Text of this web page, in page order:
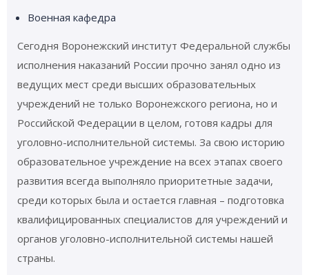
Военная кафедра
Сегодня Воронежский институт Федеральной службы
исполнения наказаний России прочно занял одно из
ведущих мест среди высших образовательных
учреждений не только Воронежского региона, но и
Российской Федерации в целом, готовя кадры для
уголовно-исполнительной системы. За свою историю
образовательное учреждение на всех этапах своего
развития всегда выполняло приоритетные задачи,
среди которых была и остается главная – подготовка
квалифицированных специалистов для учреждений и
органов уголовно-исполнительной системы нашей
страны.